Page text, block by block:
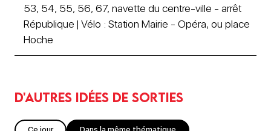
53, 54, 55, 56, 67, navette du centre-ville - arrêt
République | Vélo : Station Mairie - Opéra, ou place
Hoche
D'autres idées de sorties
Ce jour Dans la même thématique